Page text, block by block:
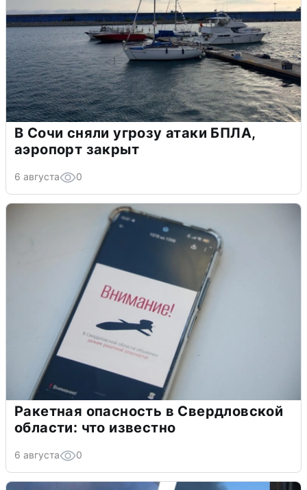
В Сочи сняли угрозу атаки БПЛА,
аэропорт закрыт
6 августа 0
Ракетная опасность в Свердловской
области: что известно
6 августа 0